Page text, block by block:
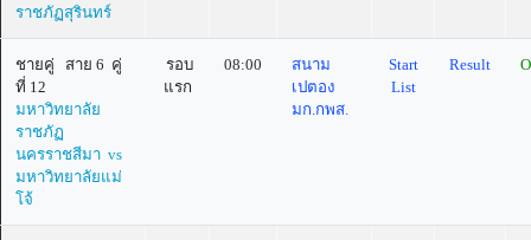
ราชภัฏสุรินทร์
ชายคู่ สาย 6 คู่
ที่ 12
มหาวิทยาลัย
ราชภัฏ
นครราชสีมา vs
มหาวิทยาลัยแม่
โจ้
รอบ
แรก
08:00
สนาม
เปตอง
มก.กพส.
Start
List
Result